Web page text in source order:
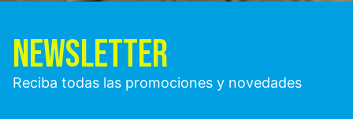
NEWSLETTER
Reciba todas las promociones y novedades